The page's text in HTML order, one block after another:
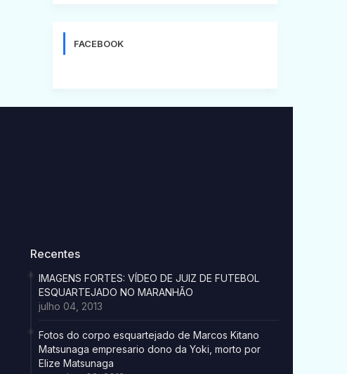
FACEBOOK
Recentes
IMAGENS FORTES: VÍDEO DE JUIZ DE FUTEBOL
ESQUARTEJADO NO MARANHÃO
julho 04, 2013
Fotos do corpo esquartejado de Marcos Kitano
Matsunaga empresario dono da Yoki, morto por
Elize Matsunaga